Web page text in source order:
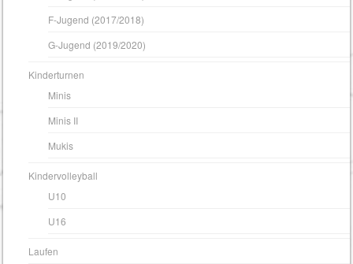
F-Jugend (2017/2018)
G-Jugend (2019/2020)
Kinderturnen
Minis
Minis II
Mukis
Kindervolleyball
U10
U16
Laufen